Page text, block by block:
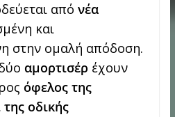
από νέα
και
στην ομαλή απόδοση.
αμορτισέρ έχουν
όφελος της
οδικής